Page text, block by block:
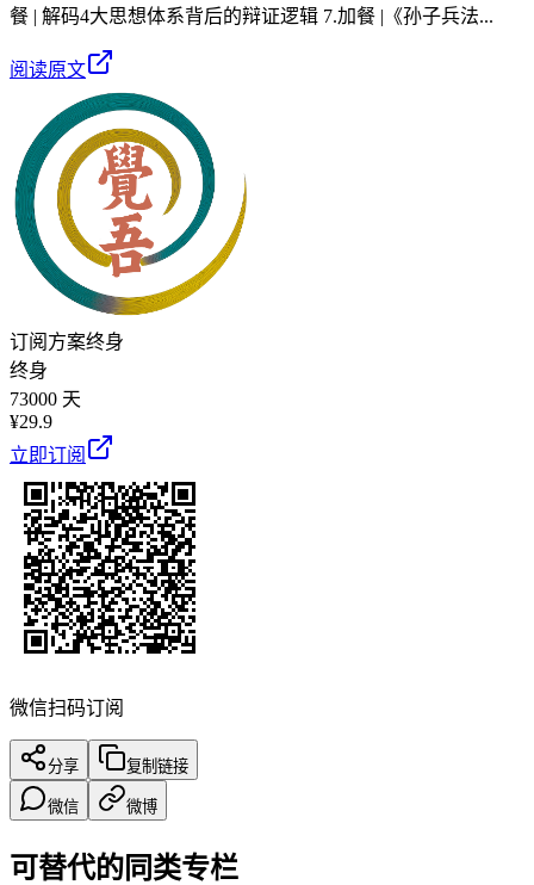
餐 | 解码4大思想体系背后的辩证逻辑 7.加餐 |《孙子兵法...
阅读原文
订阅方案终身
终身
73000 天
¥29.9
立即订阅
微信扫码订阅
分享 复制链接
微信 微博
可替代的同类专栏